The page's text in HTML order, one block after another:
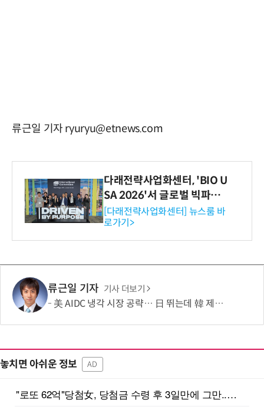
류근일 기자 ryuryu@etnews.com
다래전략사업화센터, 'BIO U
SA 2026'서 글로벌 빅파마
와의 비즈니스 미팅 지원…K
-바이오 해외 진출 교두보 확
보
[다래전략사업화센터] 뉴스룸 바
로가기>
류근일 기자 기사 더보기
美 AIDC 냉각 시장 공략… 日 뛰는데 韓 제자리
놓치면 아쉬운 정보 AD